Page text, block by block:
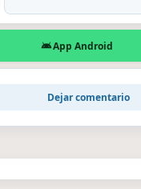
App Android
Dejar comentario